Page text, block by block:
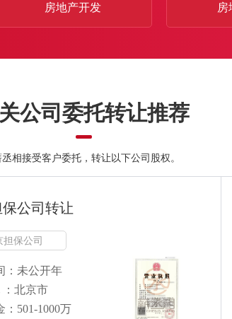
房地产开发 房
公司委托转让推荐
相接受客户委托，转让以下公司股权。
公司转让
担保公司
：未公开年
：北京市
：501-1000万